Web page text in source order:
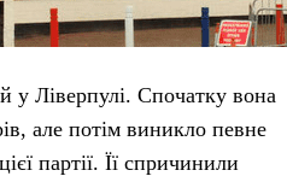
й у Ліверпулі. Спочатку вона
але потім виникло певне
партії. Її спричинили